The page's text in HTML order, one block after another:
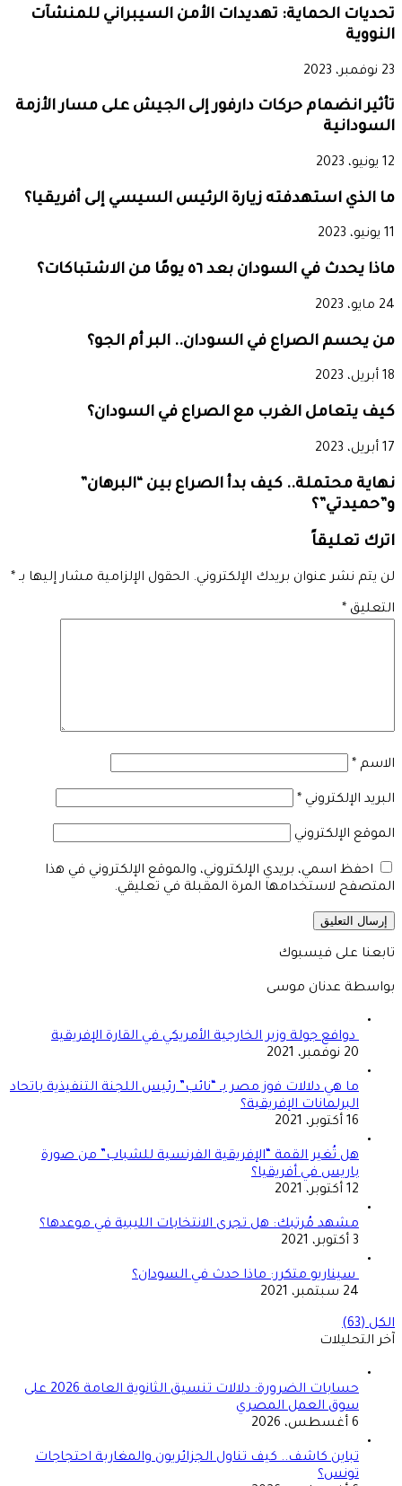
تحديات الحماية: تهديدات الأمن السيبراني للمنشآت
النووية
23 نوفمبر، 2023
تأثير انضمام حركات دارفور إلى الجيش على مسار الأزمة
السودانية
12 يونيو، 2023
ما الذي استهدفته زيارة الرئيس السيسي إلى أفريقيا؟
11 يونيو، 2023
ماذا يحدث في السودان بعد ٥٦ يومًا من الاشتباكات؟
24 مايو، 2023
من يحسم الصراع في السودان.. البر أم الجو؟
18 أبريل، 2023
كيف يتعامل الغرب مع الصراع في السودان؟
17 أبريل، 2023
نهاية محتملة.. كيف بدأ الصراع بين “البرهان”
و”حميدتي”؟
اترك تعليقاً
لن يتم نشر عنوان بريدك الإلكتروني. الحقول الإلزامية مشار إليها بـ *
التعليق *
الاسم *
البريد الإلكتروني *
الموقع الإلكتروني
احفظ اسمي، بريدي الإلكتروني، والموقع الإلكتروني في هذا
المتصفح لاستخدامها المرة المقبلة في تعليقي.
تابعنا على فيسبوك
بواسطة عدنان موسى
دوافع جولة وزير الخارجية الأمريكي في القارة الإفريقية
20 نوفمبر، 2021
ما هي دلالات فوز مصر بـ “نائب” رئيس اللجنة التنفيذية باتحاد
البرلمانات الإفريقية؟
16 أكتوبر، 2021
هل تُغير القمة “الإفريقية الفرنسية للشباب” من صورة
باريس في أفريقيا؟
12 أكتوبر، 2021
مشهد مُرتبك: هل تجرى الانتخابات الليبية في موعدها؟
3 أكتوبر، 2021
سيناريو متكرر: ماذا حدث في السودان؟
24 سبتمبر، 2021
الكل (63)
آخر التحليلات
حسابات الضرورة: دلالات تنسيق الثانوية العامة 2026 على
سوق العمل المصري
6 أغسطس، 2026
تباين كاشف.. كيف تناول الجزائريون والمغاربة احتجاجات
تونس؟